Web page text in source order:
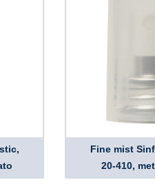
Fine mist
20-410,